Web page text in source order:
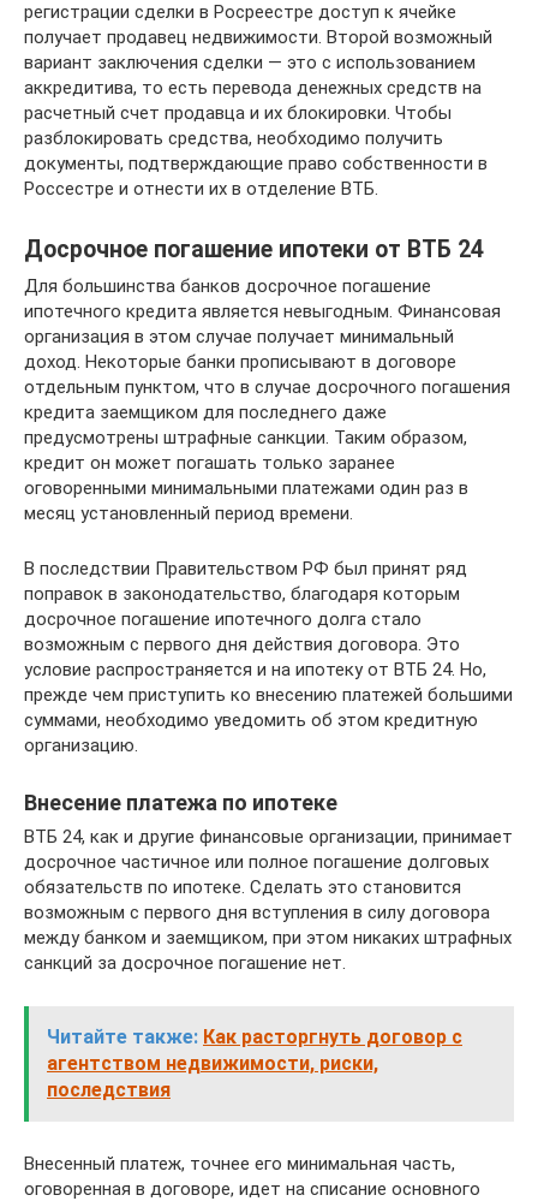
регистрации сделки в Росреестре доступ к ячейке
получает продавец недвижимости. Второй возможный
вариант заключения сделки — это с использованием
аккредитива, то есть перевода денежных средств на
расчетный счет продавца и их блокировки. Чтобы
разблокировать средства, необходимо получить
документы, подтверждающие право собственности в
Россестре и отнести их в отделение ВТБ.
Досрочное погашение ипотеки от ВТБ 24
Для большинства банков досрочное погашение
ипотечного кредита является невыгодным. Финансовая
организация в этом случае получает минимальный
доход. Некоторые банки прописывают в договоре
отдельным пунктом, что в случае досрочного погашения
кредита заемщиком для последнего даже
предусмотрены штрафные санкции. Таким образом,
кредит он может погашать только заранее
оговоренными минимальными платежами один раз в
месяц установленный период времени.
В последствии Правительством РФ был принят ряд
поправок в законодательство, благодаря которым
досрочное погашение ипотечного долга стало
возможным с первого дня действия договора. Это
условие распространяется и на ипотеку от ВТБ 24. Но,
прежде чем приступить ко внесению платежей большими
суммами, необходимо уведомить об этом кредитную
организацию.
Внесение платежа по ипотеке
ВТБ 24, как и другие финансовые организации, принимает
досрочное частичное или полное погашение долговых
обязательств по ипотеке. Сделать это становится
возможным с первого дня вступления в силу договора
между банком и заемщиком, при этом никаких штрафных
санкций за досрочное погашение нет.
Читайте также: Как расторгнуть договор с
агентством недвижимости, риски,
последствия
Внесенный платеж, точнее его минимальная часть,
оговоренная в договоре, идет на списание основного